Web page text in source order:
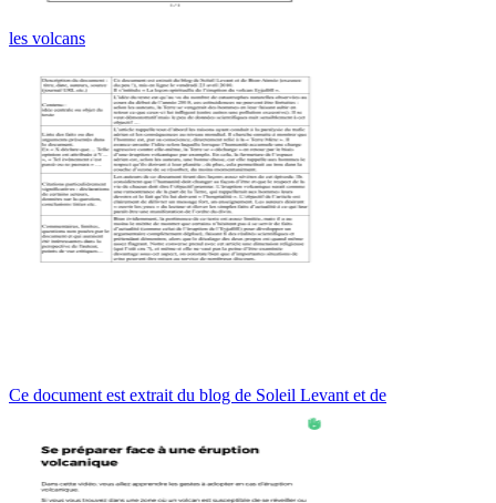
les volcans
Ce document est extrait du blog de Soleil Levant et de